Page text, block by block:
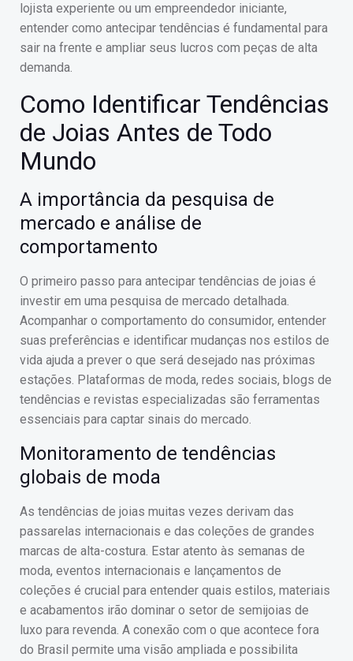
lojista experiente ou um empreendedor iniciante,
entender como antecipar tendências é fundamental para
sair na frente e ampliar seus lucros com peças de alta
demanda.
Como Identificar Tendências
de Joias Antes de Todo
Mundo
A importância da pesquisa de
mercado e análise de
comportamento
O primeiro passo para antecipar tendências de joias é
investir em uma pesquisa de mercado detalhada.
Acompanhar o comportamento do consumidor, entender
suas preferências e identificar mudanças nos estilos de
vida ajuda a prever o que será desejado nas próximas
estações. Plataformas de moda, redes sociais, blogs de
tendências e revistas especializadas são ferramentas
essenciais para captar sinais do mercado.
Monitoramento de tendências
globais de moda
As tendências de joias muitas vezes derivam das
passarelas internacionais e das coleções de grandes
marcas de alta-costura. Estar atento às semanas de
moda, eventos internacionais e lançamentos de
coleções é crucial para entender quais estilos, materiais
e acabamentos irão dominar o setor de semijoias de
luxo para revenda. A conexão com o que acontece fora
do Brasil permite uma visão ampliada e possibilita